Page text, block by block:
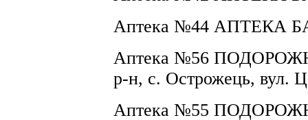
Аптека №44 АПТЕКА
Аптека №56
р-н, с. Острожець, вул.
Аптека №55